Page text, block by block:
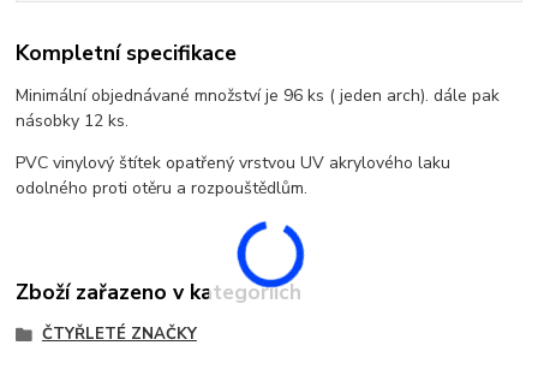
Kompletní specifikace
Minimální objednávané množství je 96 ks ( jeden arch). dále pak
násobky 12 ks.
PVC vinylový štítek opatřený vrstvou UV akrylového laku
odolného proti otěru a rozpouštědlům.
Zboží zařazeno v kategoriích
ČTYŘLETÉ ZNAČKY